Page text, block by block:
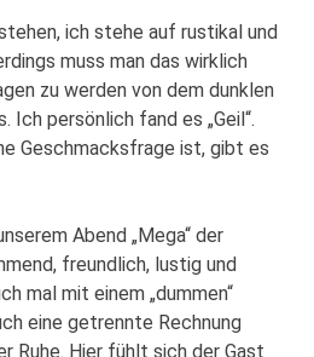
ich stehe auf rustikal und
muss man das wirklich
zu werden von dem dunklen
Ich persönlich fand es „Geil“.
Geschmacksfrage ist, gibt es
Abend „Mega“ der
freundlich, lustig und
mal mit einem „dummen“
eine getrennte Rechnung
Ruhe. Hier fühlt sich der Gast